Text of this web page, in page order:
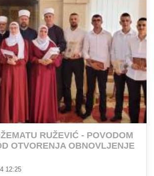
RUŽEVIĆ - POVODOM
OTVORENJA OBNOVLJENJE
12:25